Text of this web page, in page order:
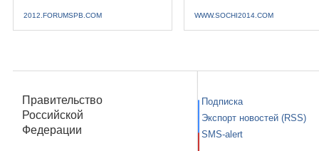
2012.FORUMSPB.COM WWW.SOCHI2014.COM
Правительство
Российской
Федерации
Подписка
Экспорт новостей (RSS)
SMS-alert